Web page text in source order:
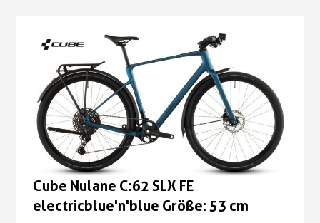
Cube Nulane C:62 SLX FE
electricblue'n'blue Größe: 53 cm